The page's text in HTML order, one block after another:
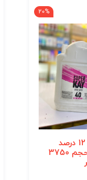
20%
اکسیدان 12 درصد
سوپرکی حجم 3750